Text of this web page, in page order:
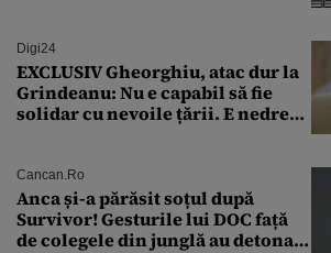
Digi24
EXCLUSIV Gheorghiu, atac dur la
Grindeanu: Nu e capabil să fie
solidar cu nevoile țării. E nedrept
Cancan.ro
Anca și-a părăsit soțul după
Survivor! Gesturile lui DOC față
de colegele din junglă au detonat